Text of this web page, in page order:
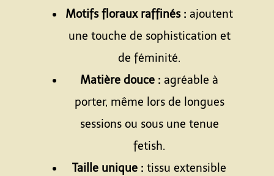
Motifs floraux raffinés : ajoutent
une touche de sophistication et
de féminité.
Matière douce : agréable à
porter, même lors de longues
sessions ou sous une tenue
fetish.
Taille unique : tissu extensible